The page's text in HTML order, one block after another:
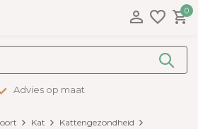
0
Advies op maat
Kat
Kattengezondheid